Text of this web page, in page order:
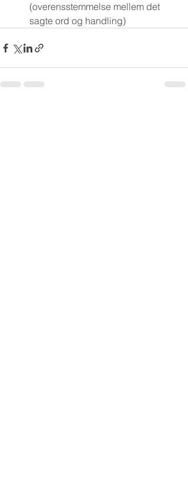
(overensstemmelse mellem det
sagte ord og handling)